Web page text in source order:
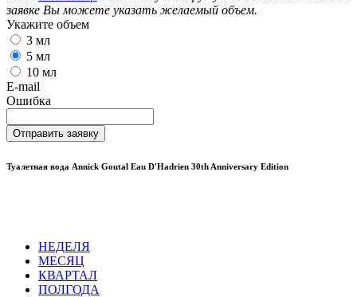
заявке Вы можете указать желаемый объем.
Укажите объем
3 мл
5 мл
10 мл
E-mail
Ошибка
Отправить заявку
Туалетная вода Annick Goutal Eau D'Hadrien 30th Anniversary Edition
НЕДЕЛЯ
МЕСЯЦ
КВАРТАЛ
ПОЛГОДА